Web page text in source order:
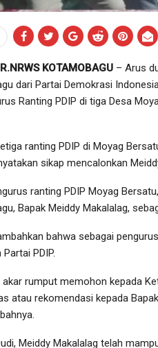
KOTAMOBAGU – Arus
dari Partai Demokrasi
Ranting PDIP di tiga Desa
ranting PDIP di Moyag
sikap mencalonkan
ranting PDIP Moyag
Bapak Meiddy Makalalag,
bahwa sebagai
PDIP.
akar rumput memohon kepada
atau rekomendasi kepada
Meiddy Makalalag telah